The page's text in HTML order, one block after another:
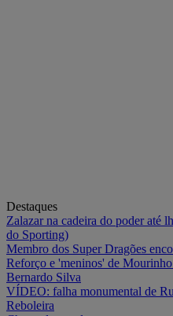
Destaques
Zalazar na cadeira do poder até
do Sporting)
Membro dos Super Dragões
Reforço e 'meninos' de
Bernardo Silva
VÍDEO: falha monumental de
Reboleira